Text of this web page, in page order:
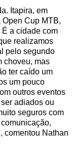
Itapira, em
Cup MTB,
a cidade com
realizamos
pelo segundo
choveu, mas
ter caído um
um pouco
outros eventos
adiados ou
seguros com
comentou Nathan